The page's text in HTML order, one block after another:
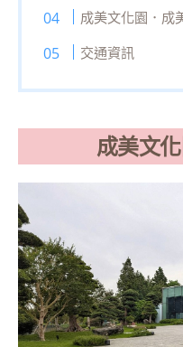
成美文化園．成
交通資訊
成美文